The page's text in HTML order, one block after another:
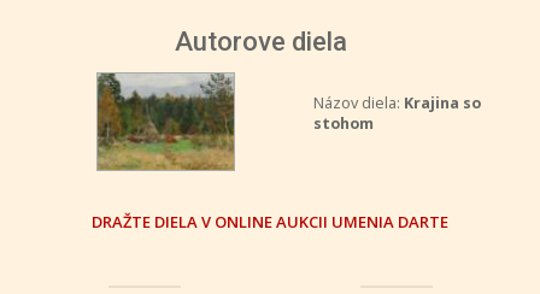
Autorove diela
Názov diela: Krajina so
stohom
DRAŽTE DIELA V ONLINE AUKCII UMENIA DARTE